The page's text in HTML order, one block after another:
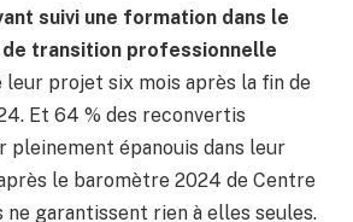
suivi une formation dans le
de transition professionnelle
projet six mois après la fin de
Et 64 % des reconvertis
pleinement épanouis dans leur
le baromètre 2024 de Centre
ne garantissent rien à elles seules.